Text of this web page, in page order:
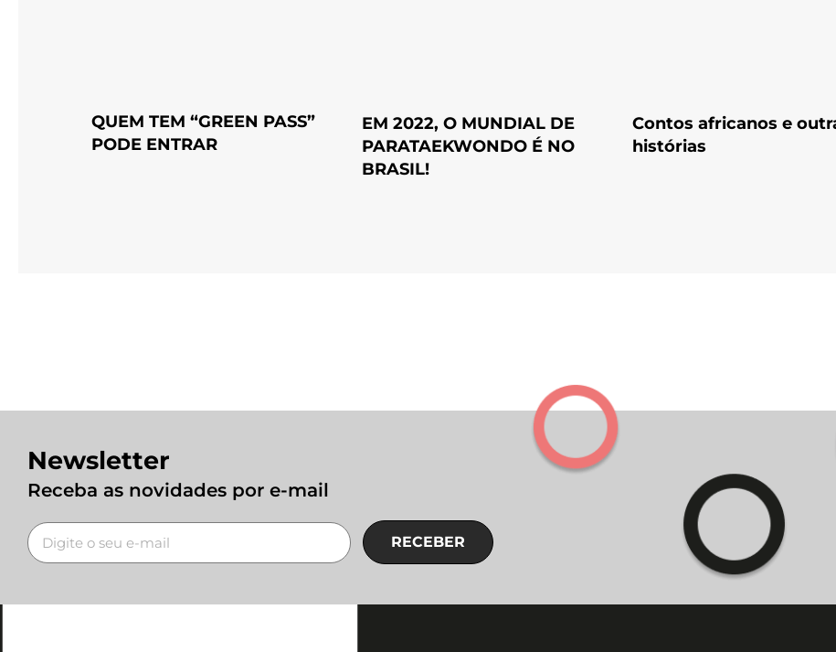
QUEM TEM “GREEN PASS”
PODE ENTRAR
EM 2022, O MUNDIAL DE
PARATAEKWONDO É NO
BRASIL!
Contos africanos e
histórias
Newsletter
Receba as novidades por e-mail
RECEBER